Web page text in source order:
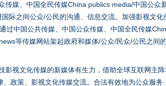
传媒、中国全民传媒China publics media/中国公
际之间公众/公民的沟通、信息交流。加强影视文
过中国公共传媒、中国公众传媒、中国全民传媒
等传媒网站架起政府和媒体/公众/民众/公民之间
影视文化传媒的新媒体有生力，借助全球互联网主
政策、影视文化传媒交流。合法有效地为公众服务
效落实 一纸欠条伤亲情 巡回调